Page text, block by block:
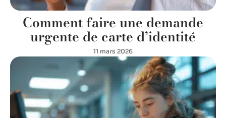
Comment faire une demande
urgente de carte d’identité
11 mars 2026